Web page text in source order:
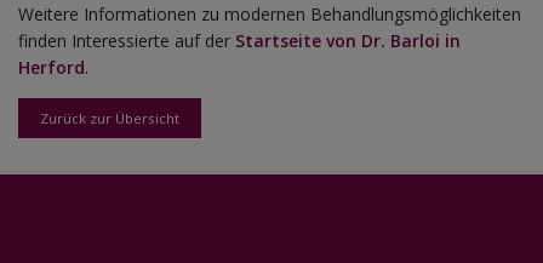
Zurück zur Übersicht
Weitere Informationen zu modernen Behandlungsmöglichkeiten
finden Interessierte auf der Startseite von Dr. Barloi in
Herford.